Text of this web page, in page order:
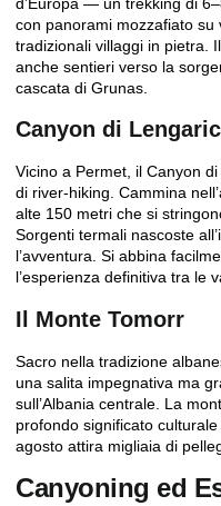
con panorami mozzafiato
tradizionali villaggi in pietra.
anche sentieri verso la
cascata di Grunas.
Canyon di
Vicino a Permet, il Canyon
di river-hiking. Cammina
alte 150 metri che si
Sorgenti termali nascoste
l’avventura. Si abbina
l’esperienza definitiva tra le
Il Monte Tomorr
Sacro nella tradizione
una salita impegnativa ma
sull’Albania centrale. La
profondo significato
agosto attira migliaia di
Canyoning ed